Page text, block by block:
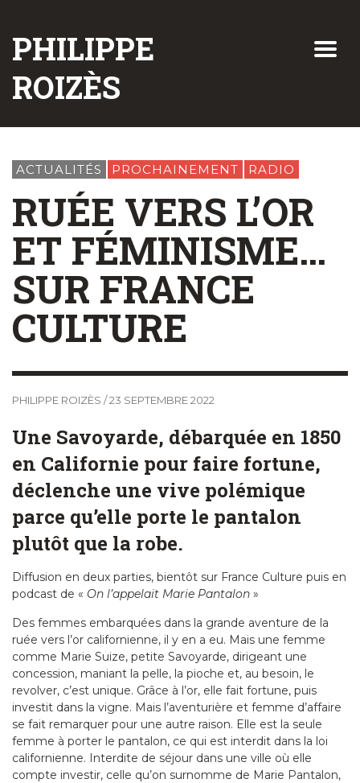
PHILIPPE
ROIZÈS
ACTUALITÉS PROCHAINEMENT RADIO
RUÉE VERS L’OR
ET FÉMINISME…
SUR FRANCE
CULTURE
PHILIPPE ROIZÈS /23 SEPTEMBRE 2022
Une Savoyarde, débarquée en 1850
en Californie pour faire fortune,
déclenche une vive polémique
parce qu’elle porte le pantalon
plutôt que la robe.
Diffusion en deux parties, bientôt sur France Culture puis en
podcast de « On l’appelait Marie Pantalon »
Des femmes embarquées dans la grande aventure de la
ruée vers l’or californienne, il y en a eu. Mais une femme
comme Marie Suize, petite Savoyarde, dirigeant une
concession, maniant la pelle, la pioche et, au besoin, le
revolver, c’est unique. Grâce à l’or, elle fait fortune, puis
investit dans la vigne. Mais l’aventurière et femme d’affaire
se fait remarquer pour une autre raison. Elle est la seule
femme à porter le pantalon, ce qui est interdit dans la loi
californienne. Interdite de séjour dans une ville où elle
compte investir, celle qu’on surnomme de Marie Pantalon,